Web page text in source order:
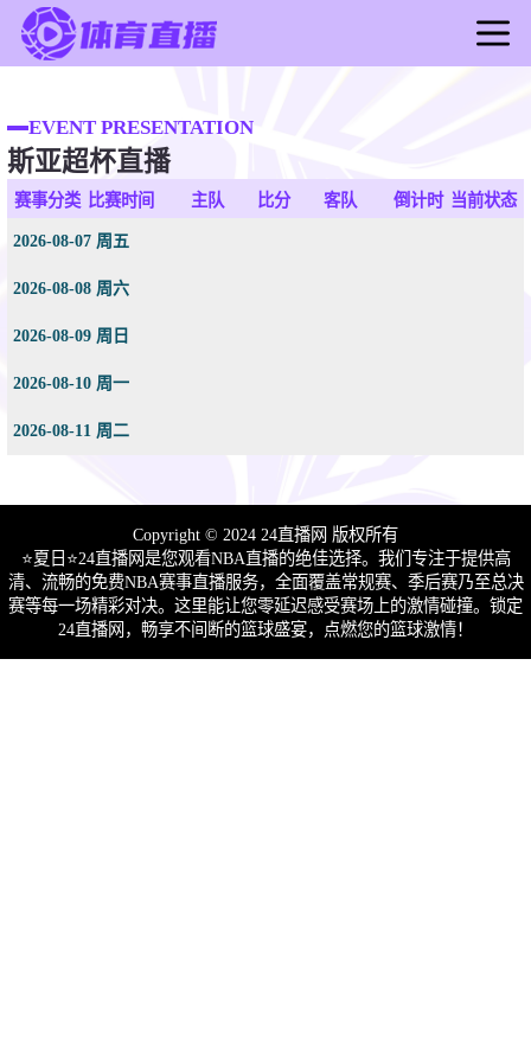
足球直播
篮球直播
足球录像
篮球新闻
EVENT PRESENTATION
斯亚超杯直播
赛事分类 比赛时间 主队 比分 客队 倒计时 当前状态
2026-08-07 周五
2026-08-08 周六
2026-08-09 周日
2026-08-10 周一
2026-08-11 周二
Copyright © 2024 24直播网 版权所有
⭐️夏日⭐24直播网是您观看NBA直播的绝佳选择。我们专注于提供高
清、流畅的免费NBA赛事直播服务，全面覆盖常规赛、季后赛乃至总决
赛等每一场精彩对决。这里能让您零延迟感受赛场上的激情碰撞。锁定
24直播网，畅享不间断的篮球盛宴，点燃您的篮球激情！